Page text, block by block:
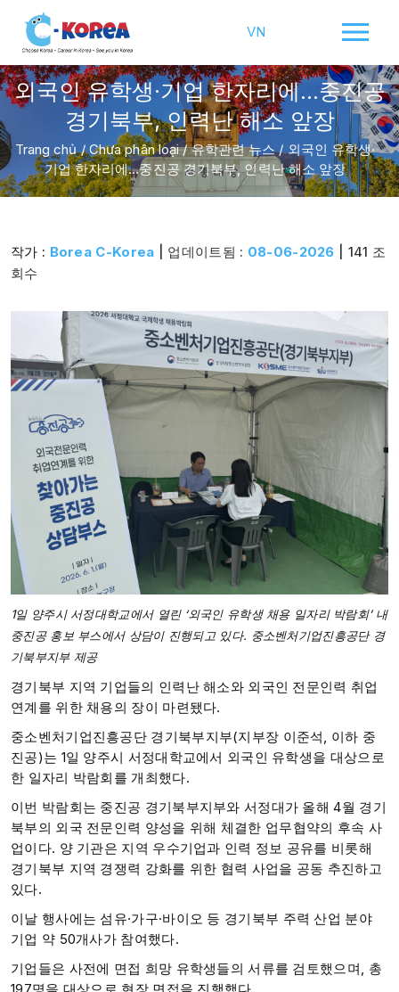
VN
외국인 유학생·기업 한자리에…중진공
경기북부, 인력난 해소 앞장
Trang chủ/Chưa phân loại/유학관련 뉴스/외국인 유학생·
기업 한자리에…중진공 경기북부, 인력난 해소 앞장
작가 : Borea C-Korea | 업데이트됨 : 08-06-2026 | 141 조
회수
1일 양주시 서정대학교에서 열린 ‘외국인 유학생 채용 일자리 박람회’ 내
중진공 홍보 부스에서 상담이 진행되고 있다. 중소벤처기업진흥공단 경
기북부지부 제공
경기북부 지역 기업들의 인력난 해소와 외국인 전문인력 취업
연계를 위한 채용의 장이 마련됐다.
중소벤처기업진흥공단 경기북부지부(지부장 이준석, 이하 중
진공)는 1일 양주시 서정대학교에서 외국인 유학생을 대상으로
한 일자리 박람회를 개최했다.
이번 박람회는 중진공 경기북부지부와 서정대가 올해 4월 경기
북부의 외국 전문인력 양성을 위해 체결한 업무협약의 후속 사
업이다. 양 기관은 지역 우수기업과 인력 정보 공유를 비롯해
경기북부 지역 경쟁력 강화를 위한 협력 사업을 공동 추진하고
있다.
이날 행사에는 섬유·가구·바이오 등 경기북부 주력 산업 분야
기업 약 50개사가 참여했다.
기업들은 사전에 면접 희망 유학생들의 서류를 검토했으며, 총